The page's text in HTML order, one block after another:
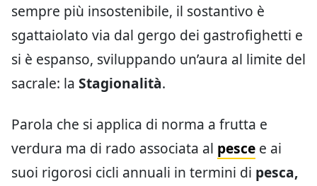
sempre più insostenibile, il sostantivo è
sgattaiolato via dal gergo dei gastrofighetti e
si è espanso, sviluppando un’aura al limite del
sacrale: la Stagionalità.
Parola che si applica di norma a frutta e
verdura ma di rado associata al pesce e ai
suoi rigorosi cicli annuali in termini di pesca,